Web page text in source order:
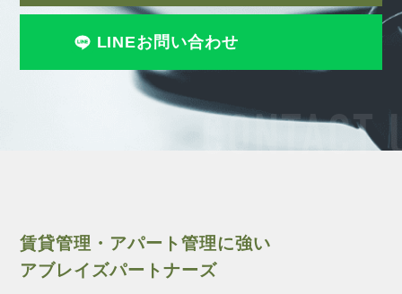
CONTACT
LINEお問い合わせ
賃貸管理・アパート管理に強い
アブレイズパートナーズ